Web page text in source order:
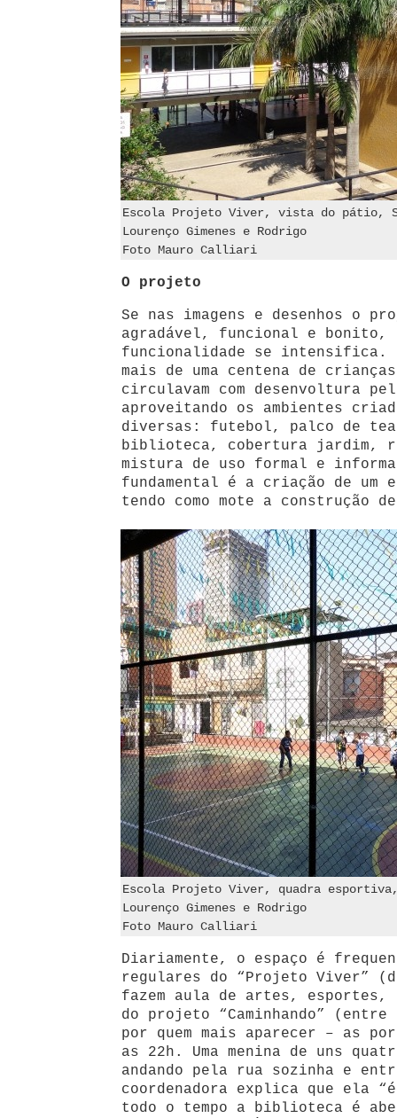
Escola Projeto Viver, vista do pátio,
Lourenço Gimenes e Rodrigo
Foto Mauro Calliari
O projeto
Se nas imagens e desenhos o
agradável, funcional e bonito,
funcionalidade se
mais de uma centena de
circulavam com desenvoltura
aproveitando os ambientes
diversas: futebol, palco de
biblioteca, cobertura jardim,
mistura de uso formal e
fundamental é a criação de um
tendo como mote a construção
Escola Projeto Viver, quadra
Lourenço Gimenes e Rodrigo
Foto Mauro Calliari
Diariamente, o espaço é
regulares do “Projeto Viver”
fazem aula de artes,
do projeto “Caminhando”
por quem mais aparecer – as
as 22h. Uma menina de uns
andando pela rua sozinha e
coordenadora explica que ela
todo o tempo a biblioteca é